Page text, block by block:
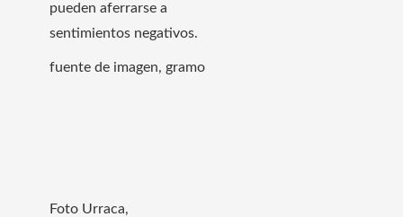
pueden aferrarse a
sentimientos negativos.
fuente de imagen, gramo
Foto Urraca,